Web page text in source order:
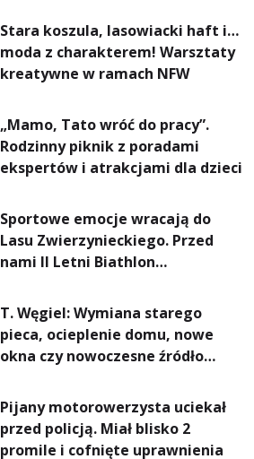
Stara koszula, lasowiacki haft i…
moda z charakterem! Warsztaty
kreatywne w ramach NFW
„Mamo, Tato wróć do pracy”.
Rodzinny piknik z poradami
ekspertów i atrakcjami dla dzieci
Sportowe emocje wracają do
Lasu Zwierzynieckiego. Przed
nami II Letni Biathlon
T. Węgiel: Wymiana starego
pieca, ocieplenie domu, nowe
okna czy nowoczesne źródło
rachunki za energię, lepszy
komfort życia i... czystsze
powietrze
Pijany motorowerzysta uciekał
przed policją. Miał blisko 2
promile i cofnięte uprawnienia